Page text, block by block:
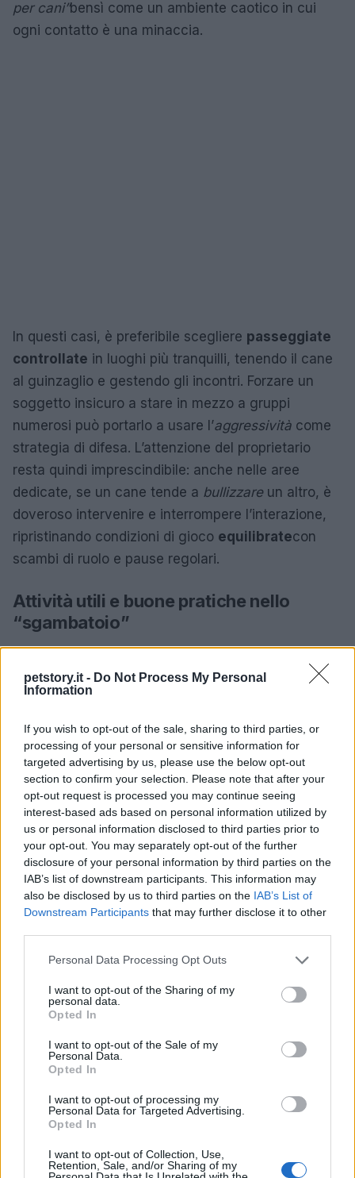
petstory.it - Do Not Process My Personal
Information
If you wish to opt-out of the sale, sharing to third parties, or
processing of your personal or sensitive information for
targeted advertising by us, please use the below opt-out
section to confirm your selection. Please note that after your
opt-out request is processed you may continue seeing
interest-based ads based on personal information utilized by
us or personal information disclosed to third parties prior to
your opt-out. You may separately opt-out of the further
disclosure of your personal information by third parties on the
IAB’s list of downstream participants. This information may
also be disclosed by us to third parties on the IAB’s List of
Downstream Participants that may further disclose it to other
Please note that this website/app uses one or more Google
not limited to your visit or usage behaviour. You may click to
grant or deny consent to Google and its third-party tags to
use your data for below specified purposes in below Google
consent section.
Personal Data Processing Opt Outs
I want to opt-out of the Sharing of my
personal data.
Opted In
I want to opt-out of the Sale of my
Personal Data.
Opted In
I want to opt-out of processing my
Personal Data for Targeted Advertising.
Opted In
I want to opt-out of Collection, Use,
Retention, Sale, and/or Sharing of my
per cani”bensì come un ambiente caotico in cui
ogni contatto è una minaccia.
In questi casi, è preferibile scegliere passeggiate
controllate in luoghi più tranquilli, tenendo il cane
al guinzaglio e gestendo gli incontri. Forzare un
soggetto insicuro a stare in mezzo a gruppi
numerosi può portarlo a usare l’aggressività come
strategia di difesa. L’attenzione del proprietario
resta quindi imprescindibile: anche nelle aree
dedicate, se un cane tende a bullizzareun altro, è
doveroso intervenire e interrompere l’interazione,
ripristinando condizioni di gioco equilibratecon
scambi di ruolo e pause regolari.
Attività utili e buone pratiche nello
“sgambatoio”
possonoannusarsiinseguire econdividere
spazi e
tempi in modo spontaneo, sempre sotto lo sguardo
vigile di chi li accompagna. Se il parco offre
attrezzaturesi possono proporre micro-percorsi
ispirati all’agilityo aldog parkouradattando gli
esercizi alle capacità del singolo cane. In
alternativa, ungioco portato da casaconsente
attività mirate, a patto di avere spazio sufficiente e
di evitare competizioni indesiderate con altri cani
presenti.
Non bisogna dimenticare che per il cane il mondo è
prima di tuttoolfattivo. Lasciarloannusare
leggere le “tracce” lasciate da chi è passato
quanto una corsa. Per molti cani, frequentare un
dog-park
di notizie, a misura di naso. Infine, un promemoria
essenziale: il canodromo non è una
presenza del proprietario è sempre necessaria per
garantire
regole.